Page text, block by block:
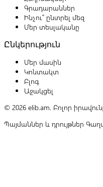
Գրադարաններ
Ինչու՞ ընտրել մեզ
Մեր տեսլականը
Ընկերություն
Մեր մասին
Կոնտակտ
Բլոգ
Աջակցել
© 2026 elib.am. Բոլոր
Պայմաններ և դրույթներ